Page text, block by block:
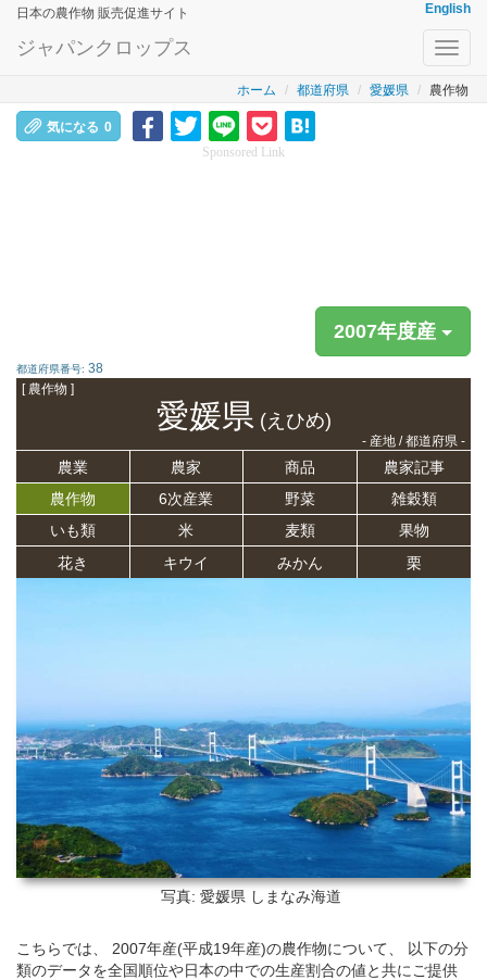
日本の農作物 販売促進サイト English
ジャパンクロップス
ホーム 都道府県 愛媛県 農作物
気になる 0
Sponsored Link
2007年度産
都道府県番号: 38
[ 農作物 ]
愛媛県(えひめ)
- 産地 / 都道府県 -
農業 農家 商品
農家記事
農作物
6次産業 野菜
雑穀類
いも類
米 麦類
果物
花き
キウイ みかん 栗
写真: 愛媛県 しまなみ海道
こちらでは、 2007年産(平成19年産)の農作物について、 以下の分
類のデータを全国順位や日本の中での生産割合の値と共にご提供